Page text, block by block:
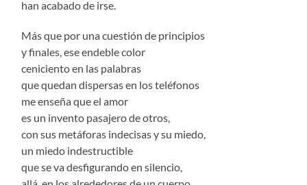
han acabado de irse.
Más que por una cuestión de principios
y finales, ese endeble color
ceniciento en las palabras
que quedan dispersas en los teléfonos
me enseña que el amor
es un invento pasajero de otros,
con sus metáforas indecisas y su miedo,
un miedo indestructible
que se va desfigurando en silencio,